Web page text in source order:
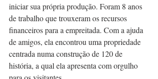
iniciar sua própria produção. Foram 8 anos
de trabalho que trouxeram os recursos
financeiros para a empreitada. Com a ajuda
de amigos, ela encontrou uma propriedade
centrada numa construção de 120 de
história, a qual ela apresenta com orgulho